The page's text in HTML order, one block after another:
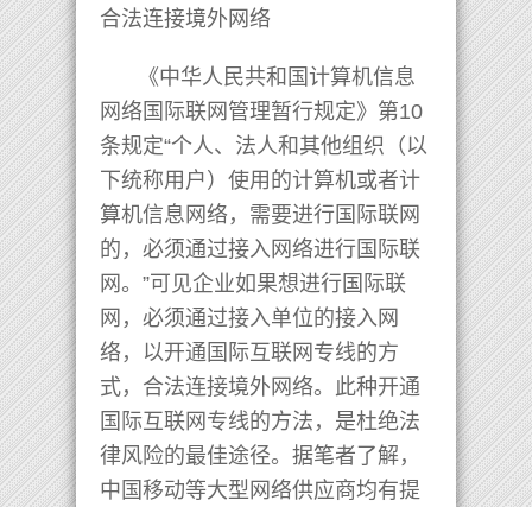
合法连接境外网络
《中华人民共和国计算机信息
网络国际联网管理暂行规定》第10
条规定“个人、法人和其他组织（以
下统称用户）使用的计算机或者计
算机信息网络，需要进行国际联网
的，必须通过接入网络进行国际联
网。”可见企业如果想进行国际联
网，必须通过接入单位的接入网
络，以开通国际互联网专线的方
式，合法连接境外网络。此种开通
国际互联网专线的方法，是杜绝法
律风险的最佳途径。据笔者了解，
中国移动等大型网络供应商均有提